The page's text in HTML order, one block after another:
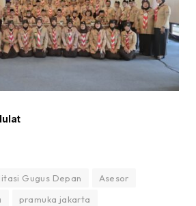
Gugus Depan
Asesor
pramuka jakarta